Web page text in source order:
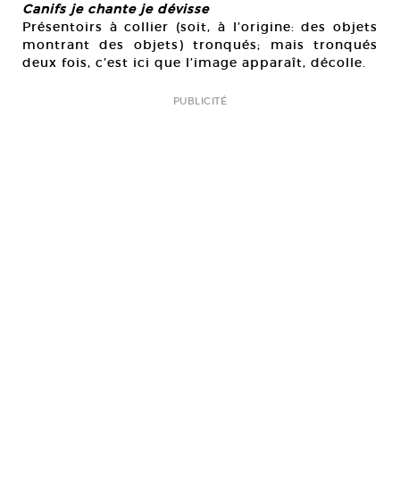
Canifs je chante je dévisse
Présentoirs à collier (soit, à l’origine: des objets
montrant des objets) tronqués; mais tronqués
deux fois, c’est ici que l’image apparaît, décolle.
PUBLICITÉ